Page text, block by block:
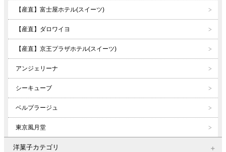
【産直】富士屋ホテル(スイーツ)
【産直】ダロワイヨ
【産直】京王プラザホテル(スイーツ)
アンジェリーナ
シーキューブ
ベルプラージュ
東京風月堂
洋菓子カテゴリ